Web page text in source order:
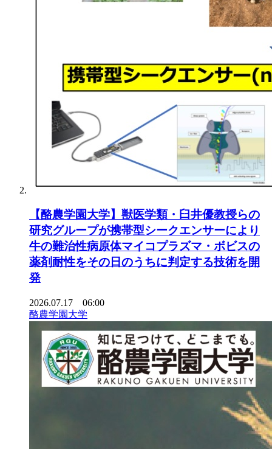
【酪農学園大学】獣医学類・臼井優教授らの
研究グループが携帯型シークエンサーにより
牛の難治性病原体マイコプラズマ・ボビスの
薬剤耐性をその日のうちに判定する技術を開
発
2026.07.17 06:00
酪農学園大学